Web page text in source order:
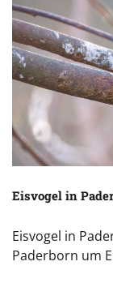
Eisvogel in
Eisvogel in
Paderborn um